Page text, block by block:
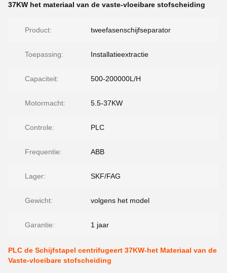
37KW het materiaal van de vaste-vloeibare stofscheiding
Product: tweefasenschijfseparator
Toepassing: Installatieextractie
Capaciteit: 500-200000L/H
Motormacht: 5.5-37KW
Controle: PLC
Frequentie: ABB
Lager: SKF/FAG
Gewicht: volgens het model
Garantie: 1 jaar
PLC de Schijfstapel centrifugeert 37KW-het Materiaal van de
Vaste-vloeibare stofscheiding